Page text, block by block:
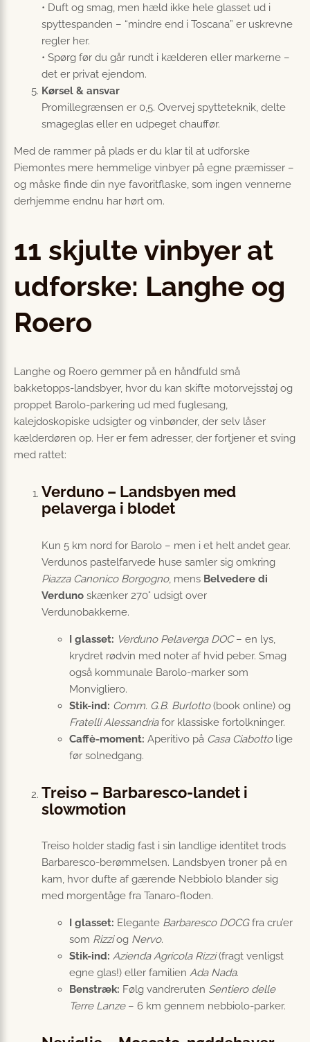
• Duft og smag, men hæld ikke hele glasset ud i
spyttespanden – “mindre end i Toscana” er uskrevne
regler her.
• Spørg før du går rundt i kælderen eller markerne –
det er privat ejendom.
Kørsel & ansvar
Promillegrænsen er 0,5. Overvej spytteteknik, delte
smageglas eller en udpeget chauffør.
Med de rammer på plads er du klar til at udforske
Piemontes mere hemmelige vinbyer på egne præmisser –
og måske finde din nye favoritflaske, som ingen vennerne
derhjemme endnu har hørt om.
11 skjulte vinbyer at
udforske: Langhe og
Roero
Langhe og Roero gemmer på en håndfuld små
bakketopps-landsbyer, hvor du kan skifte motorvejsstøj og
proppet Barolo-parkering ud med fuglesang,
kalejdoskopiske udsigter og vinbønder, der selv låser
kælderdøren op. Her er fem adresser, der fortjener et sving
med rattet:
Verduno – Landsbyen med
pelaverga i blodet
Kun 5 km nord for Barolo – men i et helt andet gear.
Verdunos pastelfarvede huse samler sig omkring
Piazza Canonico Borgogno, mens Belvedere di
Verduno skænker 270° udsigt over
Verdunobakkerne.
I glasset: Verduno Pelaverga DOC– en lys,
krydret rødvin med noter af hvid peber. Smag
også kommunale Barolo-marker som
Monvigliero.
Stik-ind: Comm. G.B. Burlotto(book online) og
Fratelli Alessandriafor klassiske fortolkninger.
Caffè-moment: Aperitivo på Casa Ciabottolige
før solnedgang.
Treiso – Barbaresco-landet i
slowmotion
Treiso holder stadig fast i sin landlige identitet trods
Barbaresco-berømmelsen. Landsbyen troner på en
kam, hvor dufte af gærende Nebbiolo blander sig
med morgentåge fra Tanaro-floden.
I glasset: Elegante Barbaresco DOCGfra cru’er
som Rizziog Nervo.
Stik-ind: Azienda Agricola Rizzi(fragt venligst
egne glas!) eller familien Ada Nada.
Benstræk: Følg vandreruten Sentiero delle
Terre Lanze– 6 km gennem nebbiolo-parker.